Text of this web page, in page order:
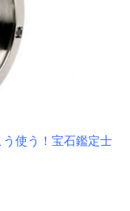
う使う！宝石鑑定士